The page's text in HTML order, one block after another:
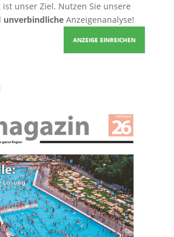
unser Ziel. Nutzen Sie unsere
unverbindlicheAnzeigenanalyse!
ANZEIGE EINREICHEN